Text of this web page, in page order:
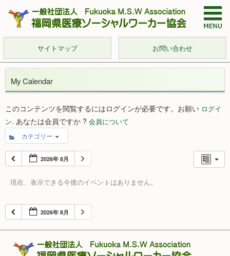
サイトマップ お問い合わせ
My Calendar
このコンテンツを閲覧するにはログインが必要です。お願い ログイ
ン. あなたは会員ですか ? 会員について
カテゴリー
2026年 8月
現在、表示できる今後のイベントはありません。
2026年 8月